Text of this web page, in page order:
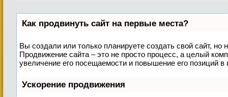
Как продвинуть сайт на первые места?
Вы создали или только планируете создать свой сайт, но
Продвижение сайта – это не просто процесс, а целый
увеличение его посещаемости и повышение его позиций в
Ускорение продвижения